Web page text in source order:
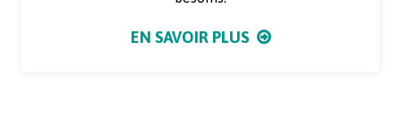
EN SAVOIR PLUS